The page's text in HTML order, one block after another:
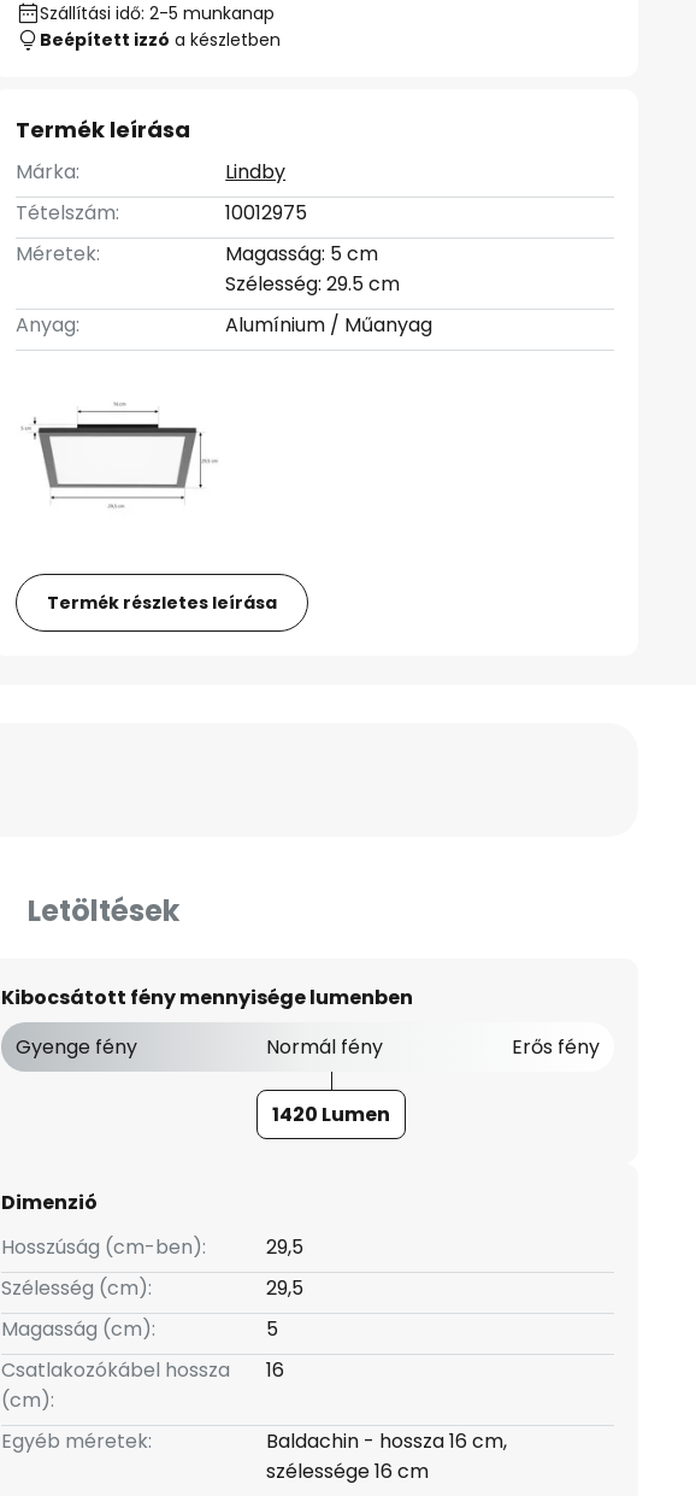
Szállítási idő: 2-5 munkanap
Beépített izzó a készletben
Termék leírása
Márka:
Lindby
Tételszám:
10012975
Méretek:
Magasság: 5 cm
Szélesség: 29.5 cm
Anyag:
Alumínium / Műanyag
Termék részletes leírása
Letöltések
Kibocsátott fény mennyisége lumenben
Gyenge fény
Normál fény Erős fény
1420 Lumen
Dimenzió
Hosszúság (cm-ben):
29,5
Szélesség (cm):
29,5
Magasság (cm):
5
Csatlakozókábel hossza
(cm):
16
Egyéb méretek:
Baldachin - hossza 16 cm,
szélessége 16 cm